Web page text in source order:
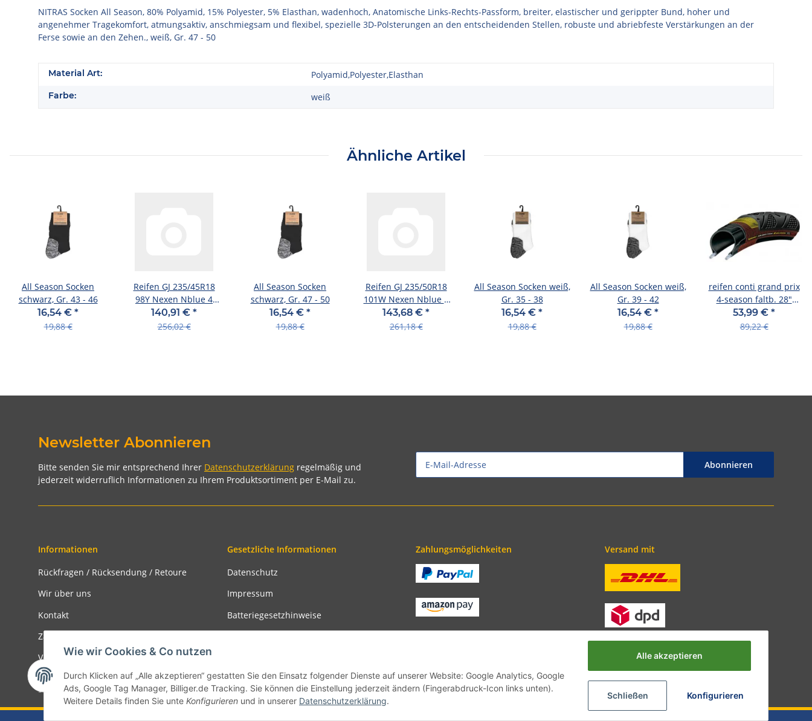
NITRAS Socken All Season, 80% Polyamid, 15% Polyester, 5% Elasthan, wadenhoch, Anatomische Links-Rechts-Passform, breiter, elastischer und gerippter Bund, hoher und
angenehmer Tragekomfort, atmungsaktiv, anschmiegsam und flexibel, spezielle 3D-Polsterungen an den entscheidenden Stellen, robuste und abriebfeste Verstärkungen an der
Ferse sowie an den Zehen., weiß, Gr. 47 - 50
Material Art: Polyamid,Polyester,Elasthan
Farbe: weiß
Ähnliche Artikel
All Season Socken
schwarz, Gr. 43 - 46
16,54 € *
19,88 €
Reifen GJ 235/45R18
98Y Nexen Nblue 4
Season 2 XL
140,91 € *
256,02 €
All Season Socken
schwarz, Gr. 47 - 50
16,54 € *
19,88 €
Reifen GJ 235/50R18
101W Nexen Nblue 4
Season 2
143,68 € *
261,18 €
All Season Socken weiß,
Gr. 35 - 38
16,54 € *
19,88 €
All Season Socken weiß,
Gr. 39 - 42
16,54 € *
19,88 €
reifen conti grand prix
4-season faltb. 28"
700x23c 23-622
schwarz dura skin
53,99 € *
89,22 €
Newsletter Abonnieren
Bitte senden Sie mir entsprechend Ihrer Datenschutzerklärung regelmäßig und
jederzeit widerruflich Informationen zu Ihrem Produktsortiment per E-Mail zu.
Abonnieren
Informationen
Rückfragen / Rücksendung / Retoure
Wir über uns
Kontakt
Zahlungsmöglichkeiten
Versandinformationen
Gesetzliche Informationen
Datenschutz
Impressum
Batteriegesetzhinweise
Zahlungsmöglichkeiten Versand mit
* Alle Preise inkl. gesetzlicher USt., zzgl.Versand
Wie wir Cookies & Co nutzen
Durch Klicken auf „Alle akzeptieren“ gestatten Sie den Einsatz folgender Dienste auf unserer Website: Google Analytics, Google
Ads, Google Tag Manager, Billiger.de Tracking. Sie können die Einstellung jederzeit ändern (Fingerabdruck-Icon links unten).
Weitere Details finden Sie unte Konfigurieren und in unserer Datenschutzerklärung.
Alle akzeptieren
Schließen Konfigurieren